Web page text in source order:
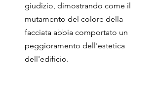
giudizio, dimostrando come il
mutamento del colore della
facciata abbia comportato un
peggioramento dell'estetica
dell'edificio.